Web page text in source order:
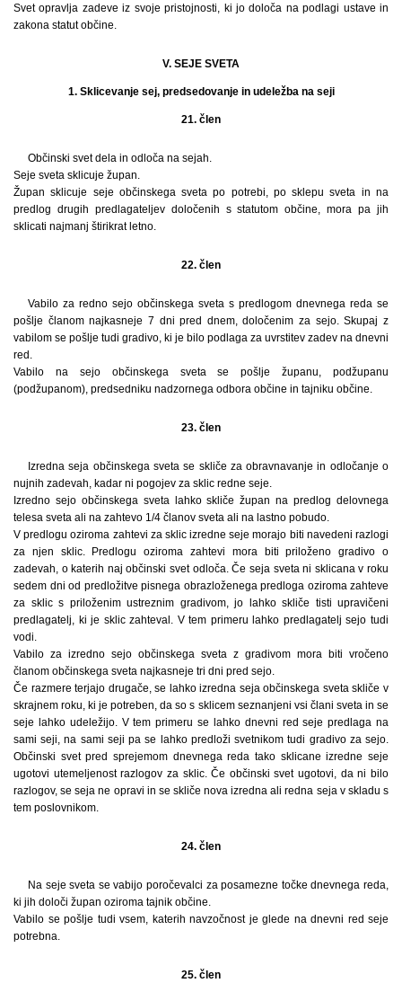
Svet opravlja zadeve iz svoje pristojnosti, ki jo določa na podlagi ustave in
zakona statut občine.
V. SEJE SVETA
1. Sklicevanje sej, predsedovanje in udeležba na seji
21. člen
Občinski svet dela in odloča na sejah.
Seje sveta sklicuje župan.
Župan sklicuje seje občinskega sveta po potrebi, po sklepu sveta in na
predlog drugih predlagateljev določenih s statutom občine, mora pa jih
sklicati najmanj štirikrat letno.
22. člen
Vabilo za redno sejo občinskega sveta s predlogom dnevnega reda se
pošlje članom najkasneje 7 dni pred dnem, določenim za sejo. Skupaj z
vabilom se pošlje tudi gradivo, ki je bilo podlaga za uvrstitev zadev na dnevni
red.
Vabilo na sejo občinskega sveta se pošlje županu, podžupanu
(podžupanom), predsedniku nadzornega odbora občine in tajniku občine.
23. člen
Izredna seja občinskega sveta se skliče za obravnavanje in odločanje o
nujnih zadevah, kadar ni pogojev za sklic redne seje.
Izredno sejo občinskega sveta lahko skliče župan na predlog delovnega
telesa sveta ali na zahtevo 1/4 članov sveta ali na lastno pobudo.
V predlogu oziroma zahtevi za sklic izredne seje morajo biti navedeni razlogi
za njen sklic. Predlogu oziroma zahtevi mora biti priloženo gradivo o
zadevah, o katerih naj občinski svet odloča. Če seja sveta ni sklicana v roku
sedem dni od predložitve pisnega obrazloženega predloga oziroma zahteve
za sklic s priloženim ustreznim gradivom, jo lahko skliče tisti upravičeni
predlagatelj, ki je sklic zahteval. V tem primeru lahko predlagatelj sejo tudi
vodi.
Vabilo za izredno sejo občinskega sveta z gradivom mora biti vročeno
članom občinskega sveta najkasneje tri dni pred sejo.
Če razmere terjajo drugače, se lahko izredna seja občinskega sveta skliče v
skrajnem roku, ki je potreben, da so s sklicem seznanjeni vsi člani sveta in se
seje lahko udeležijo. V tem primeru se lahko dnevni red seje predlaga na
sami seji, na sami seji pa se lahko predloži svetnikom tudi gradivo za sejo.
Občinski svet pred sprejemom dnevnega reda tako sklicane izredne seje
ugotovi utemeljenost razlogov za sklic. Če občinski svet ugotovi, da ni bilo
razlogov, se seja ne opravi in se skliče nova izredna ali redna seja v skladu s
tem poslovnikom.
24. člen
Na seje sveta se vabijo poročevalci za posamezne točke dnevnega reda,
ki jih določi župan oziroma tajnik občine.
Vabilo se pošlje tudi vsem, katerih navzočnost je glede na dnevni red seje
potrebna.
25. člen